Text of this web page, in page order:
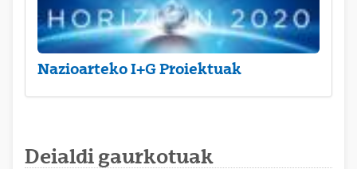
Nazioarteko I+G Proiektuak
Deialdi gaurkotuak